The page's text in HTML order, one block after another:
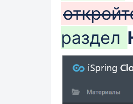
раздел